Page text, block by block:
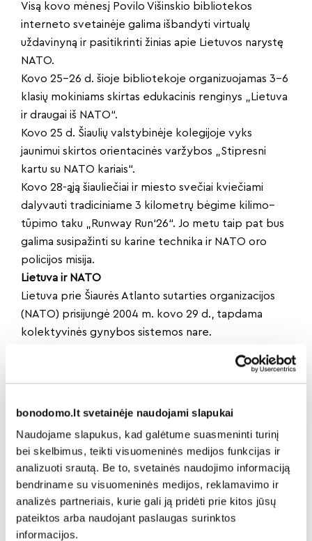
bonodomo.lt svetainėje naudojami slapukai
Naudojame slapukus, kad galėtume suasmeninti turinį
bei skelbimus, teikti visuomeninės medijos funkcijas ir
analizuoti srautą. Be to, svetainės naudojimo informaciją
bendriname su visuomeninės medijos, reklamavimo ir
analizės partneriais, kurie gali ją pridėti prie kitos jūsų
pateiktos arba naudojant paslaugas surinktos
informacijos.
Visą kovo mėnesį Povilo Višinskio bibliotekos
interneto svetainėje galima išbandyti virtualų
uždavinyną ir pasitikrinti žinias apie Lietuvos narystę
NATO.
Kovo 25–26 d. šioje bibliotekoje organizuojamas 3–6
klasių mokiniams skirtas edukacinis renginys „Lietuva
ir draugai iš NATO“.
Kovo 25 d. Šiaulių valstybinėje kolegijoje vyks
jaunimui skirtos orientacinės varžybos „Stipresni
kartu su NATO kariais“.
Kovo 28-ąją šiauliečiai ir miesto svečiai kviečiami
dalyvauti tradiciniame 3 kilometrų bėgime kilimo–
tūpimo taku „Runway Run‘26“. Jo metu taip pat bus
galima susipažinti su karine technika ir NATO oro
policijos misija.
Lietuva ir NATO
Lietuva prie Šiaurės Atlanto sutarties organizacijos
(NATO) prisijungė 2004 m. kovo 29 d., tapdama
kolektyvinės gynybos sistemos nare.
bendradarbiauja siekdamos užtikrinti saugumą,
stabilumą ir taiką.
garantijas, bet ir galimybę aktyviai dalyvauti
tarptautinėse operacijose, stiprinti kariuomenės
pasirengimą bei kartu su sąjungininkais prisidėti prie
bendrų pastangų saugoti taiką ir laisvę.